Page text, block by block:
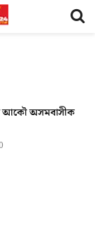
আকৌ অসমবাসীক